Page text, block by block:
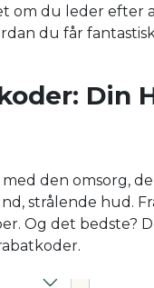
om du leder efter
du får
Din
den omsorg,
strålende hud.
Og det bedste?